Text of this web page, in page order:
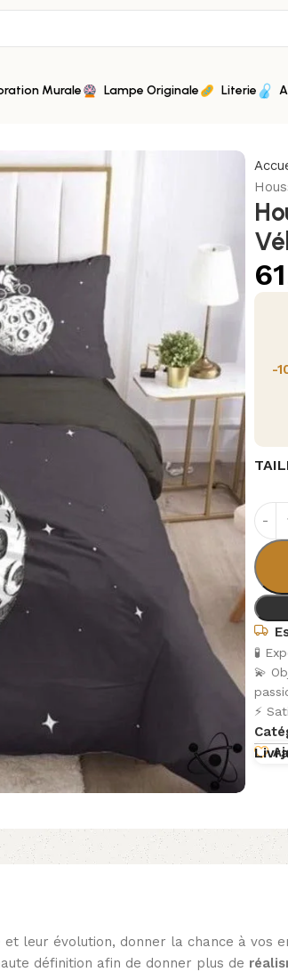
Murale Lampe Originale Literie
-
🧪
💫
⚡
leur évolution, donner la chance à vos
définition afin de donner plus de